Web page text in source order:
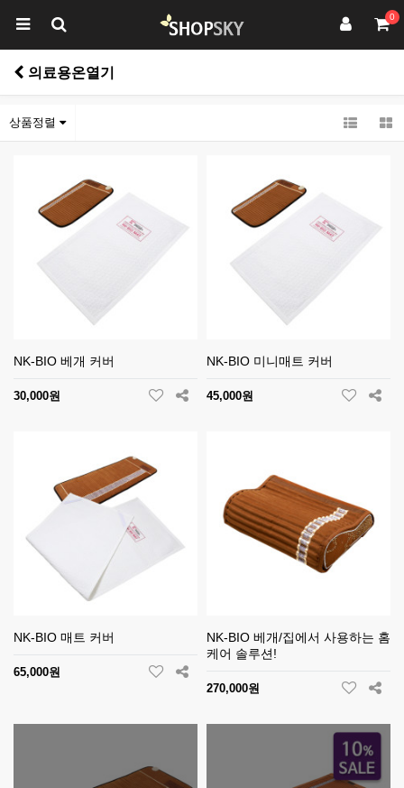
0
의료용온열기
상품정렬
NK-BIO 베개 커버
30,000원
NK-BIO 미니매트 커버
45,000원
NK-BIO 매트 커버
65,000원
NK-BIO 베개/집에서 사용하는 홈
케어 솔루션!
270,000원